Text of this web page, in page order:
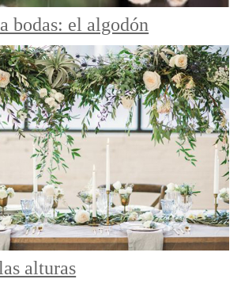
bodas: el algodón
alturas